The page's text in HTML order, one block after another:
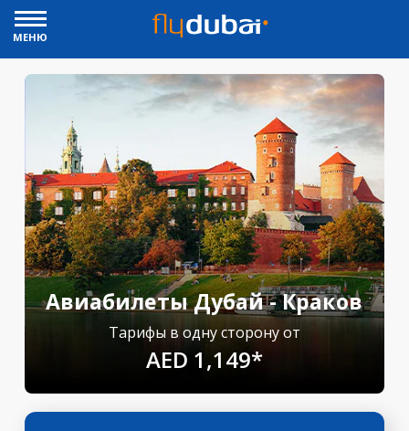
МЕНЮ
Авиабилеты Дубай - Краков
Тарифы в одну сторону от
AED 1,149*